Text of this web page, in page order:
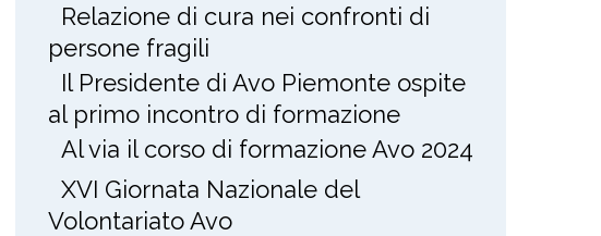
Relazione di cura nei confronti di
persone fragili
Il Presidente di Avo Piemonte ospite
al primo incontro di formazione
Al via il corso di formazione Avo 2024
XVI Giornata Nazionale del
Volontariato Avo